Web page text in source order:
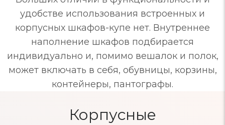
удобстве использования встроенных и
корпусных шкафов-купе нет. Внутреннее
наполнение шкафов подбирается
индивидуально и, помимо вешалок и полок,
может включать в себя, обувницы, корзины,
контейнеры, пантографы.
Корпусные